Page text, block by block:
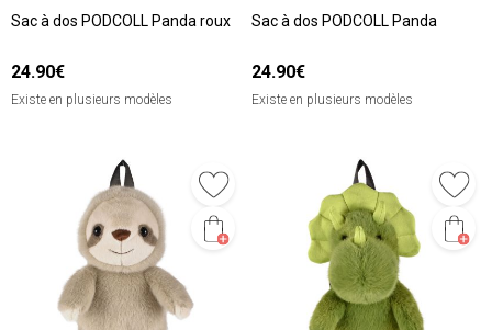
Sac à dos PODCOLL Panda roux
24.90€
Existe en plusieurs modèles
Sac à dos PODCOLL Panda
24.90€
Existe en plusieurs modèles